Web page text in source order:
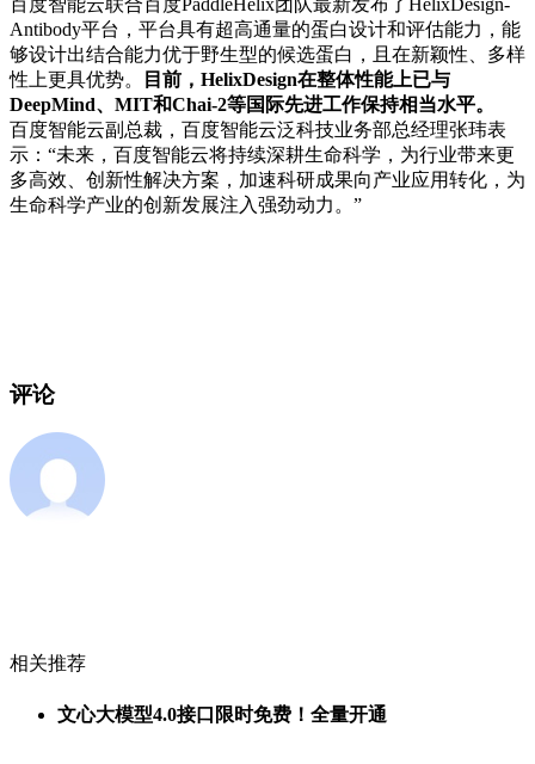
Antibody平台，平台具有超高通量的蛋白设计和评估能力，能
够设计出结合能力优于野生型的候选蛋白，且在新颖性、多样
性上更具优势。
目前，HelixDesign在整体性能上已与
DeepMind、MIT和Chai-2等国际先进工作保持相当水平。
百度智能云副总裁，百度智能云泛科技业务部总经理张玮表
示：“未来，百度智能云将持续深耕生命科学，为行业带来更
多高效、创新性解决方案，加速科研成果向产业应用转化，为
生命科学产业的创新发展注入强劲动力。”
评论
相关推荐
文心大模型4.0接口限时免费！全量开通